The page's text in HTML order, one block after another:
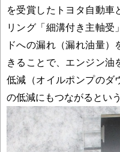
を受賞したトヨタ自動車
リング「細溝付き主軸受
ドへの漏れ（漏れ油量
きることで、エンジン油
低減（オイルポンプのダ
の低減にもつながるという